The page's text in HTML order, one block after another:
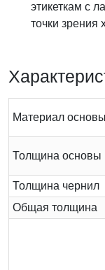
этикеткам с
точки зрения
Материал основы
Толщина основы
Толщина чернил
Общая толщина